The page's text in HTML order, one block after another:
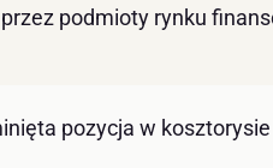
podmioty rynku
pozycja w